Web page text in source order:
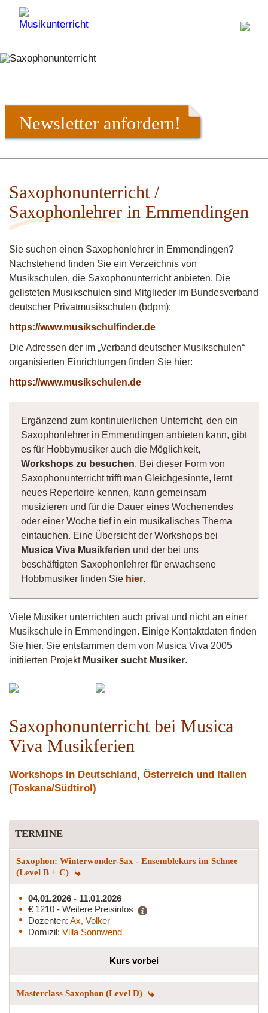
Newsletter anfordern!
Saxophonunterricht /
Saxophonlehrer in Emmendingen
Sie suchen einen Saxophonlehrer in Emmendingen?
Nachstehend finden Sie ein Verzeichnis von
Musikschulen, die Saxophonunterricht anbieten. Die
gelisteten Musikschulen sind Mitglieder im Bundesverband
deutscher Privatmusikschulen (bdpm):
https://www.musikschulfinder.de
Die Adressen der im „Verband deutscher Musikschulen“
organisierten Einrichtungen finden Sie hier:
https://www.musikschulen.de
Ergänzend zum kontinuierlichen Unterricht, den ein
Saxophonlehrer in Emmendingen anbieten kann, gibt
es für Hobbymusiker auch die Möglichkeit,
Workshops zu besuchen. Bei dieser Form von
Saxophonunterricht trifft man Gleichgesinnte, lernt
neues Repertoire kennen, kann gemeinsam
musizieren und für die Dauer eines Wochenendes
oder einer Woche tief in ein musikalisches Thema
eintauchen. Eine Übersicht der Workshops bei
Musica Viva Musikferien und der bei uns
beschäftigten Saxophonlehrer für erwachsene
Hobbmusiker finden Sie hier.
Viele Musiker unterrichten auch privat und nicht an einer
Musikschule in Emmendingen. Einige Kontaktdaten finden
Sie hier. Sie entstammen dem von Musica Viva 2005
initiierten Projekt Musiker sucht Musiker.
Vittorio
Saxophonunterricht bei Musica
Viva Musikferien
Workshops in Deutschland, Österreich und Italien
(Toskana/Südtirol)
TERMINE
Saxophon: Winterwonder-Sax - Ensemblekurs im Schnee
(Level B + C)
04.01.2026 - 11.01.2026
€ 1210 - Weitere Preisinfos
Dozenten: Ax, Volker
Domizil: Villa Sonnwend
Kurs vorbei
Masterclass Saxophon (Level D)